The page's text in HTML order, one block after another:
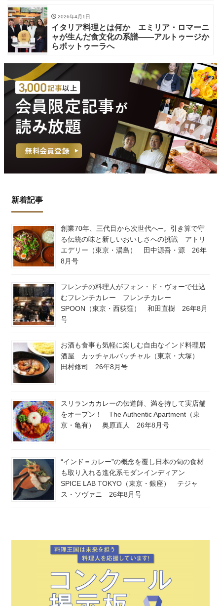
2026年4月1日
イタリア料理とは何か エミリア・ロマーニ
ャが生んだ食文化の系譜——アルトゥージか
らボットゥーラへ
新着記事
創業70年、三代目から次世代へ─。引き算で守
る伝統の味と新しいおいしさへの挑戦 アトリ
エデリー（東京・湯島） 田中源吾・源 26年
8月号
フレンチの料理人がフォン・ド・ヴォーで仕込
むフレンチカレー フレンチカレー
SPOON（東京・西荻窪） 和田直樹 26年8月
号
お酒も食事も気軽に楽しむ自由なインド料理居
酒屋 カッチャルバッチャル（東京・大塚）
田村修司 26年8月号
スリランカカレーの伝道師、満を持して実店舗
をオープン！ The Authentic Apartment（東
京・亀有） 奥原直人 26年8月号
“インド＝カレー”の概念を覆し日本の旬の食材
も取り入れる進化系モダンインディアン
SPICE LAB TOKYO（東京・銀座） テジャ
ス・ソヴァニ 26年8月号